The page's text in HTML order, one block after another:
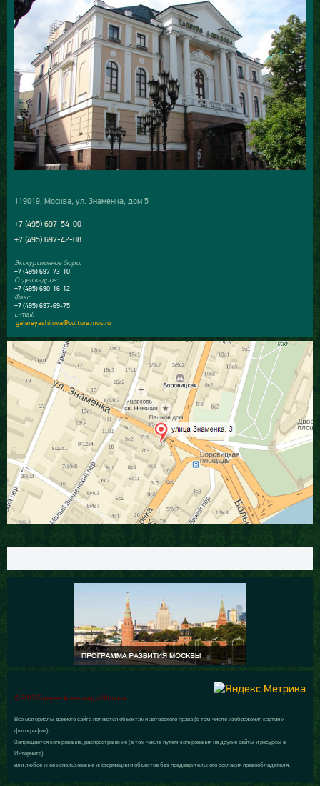
119019, Москва, ул. Знаменка, дом 5
+7 (495) 697-54-00
+7 (495) 697-42-08
Экскурсионное бюро:
+7 (495) 697-73-10
Отдел кадров:
+7 (495) 690-16-12
Факс:
+7 (495) 697-69-75
E-mail:
galereyashilova@culture.mos.ru
© 2015 Галерея Александра Шилова
Все материалы данного сайта являются объектами авторского права (в том числе изображения картин и
фотографии).
Запрещается копирование, распространение (в том числе путем копирования на другие сайты и ресурсы в
Интернете)
или любое иное использование информации и объектов без предварительного согласия правообладателя.